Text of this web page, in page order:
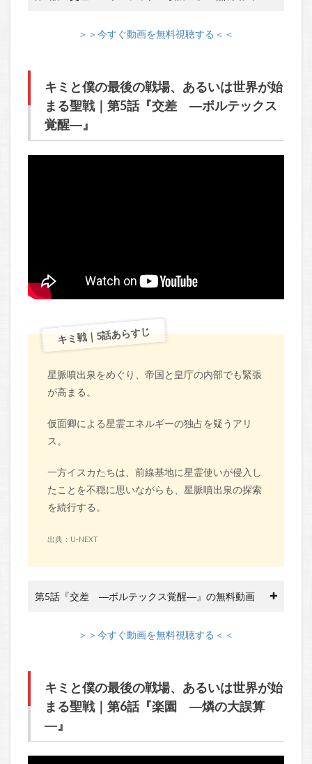
＞＞今すぐ動画を無料視聴する＜＜
キミと僕の最後の戦場、あるいは世界が始
まる聖戦｜第5話『交差 ―ボルテックス
覚醒―』
キミ戦｜5話あらすじ
星脈噴出泉をめぐり、帝国と皇庁の内部でも緊張
が高まる。
仮面卿による星霊エネルギーの独占を疑うアリ
ス。
一方イスカたちは、前線基地に星霊使いが侵入し
たことを不穏に思いながらも、星脈噴出泉の探索
を続行する。
出典：U-NEXT
第5話『交差 ―ボルテックス覚醒―』の無料動画
＞＞今すぐ動画を無料視聴する＜＜
キミと僕の最後の戦場、あるいは世界が始
まる聖戦｜第6話『楽園 ―燐の大誤算
―』